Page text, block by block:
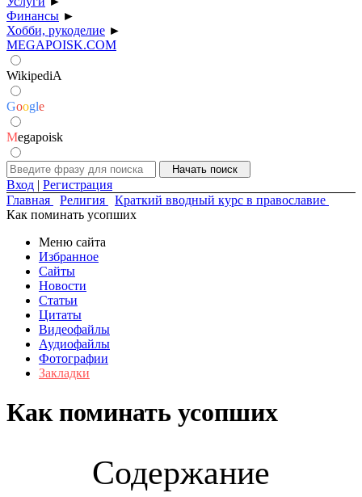
Финансы ►
Хобби, рукоделие ►
MEGAPOISK.COM
WikipediA
Google
Megapoisk
Вход | Регистрация
Главная
Религия
Краткий вводный курс в православие
Как поминать усопших
Меню сайта
Избранное
Сайты
Новости
Статьи
Цитаты
Видеофайлы
Аудиофайлы
Фотографии
Закладки
Как поминать усопших
Содержание